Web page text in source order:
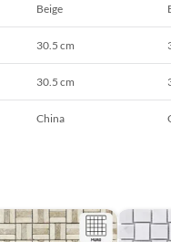
Beige
30.5 cm
30.5 cm
China